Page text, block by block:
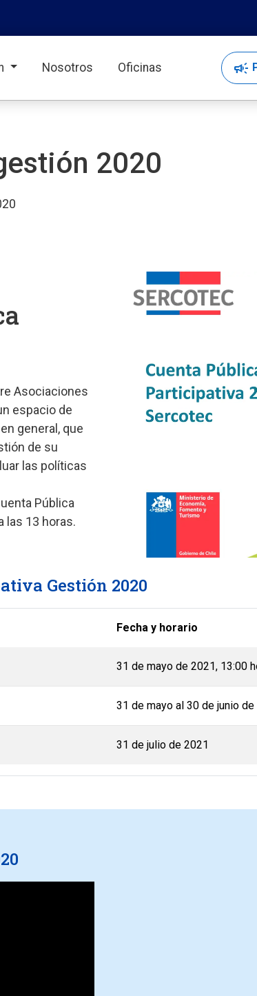
Nosotros Oficinas campaign
2020
Asociaciones
espacio de
general, que
de su
las políticas
Pública
las 13 horas.
Gestión 2020
Fecha y horario
31 de mayo de 2021, 13:00
31 de mayo al 30 de junio
31 de julio de 2021